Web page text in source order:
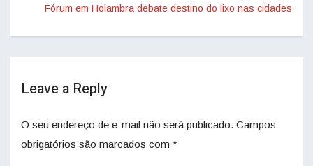
Fórum em Holambra debate destino do lixo nas cidades
Leave a Reply
O seu endereço de e-mail não será publicado. Campos
obrigatórios são marcados com *